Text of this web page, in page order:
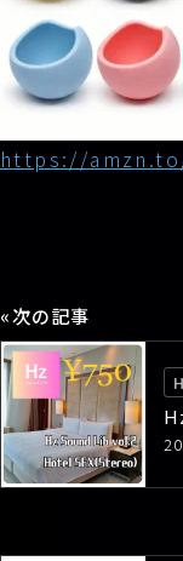
https://
«次の記事